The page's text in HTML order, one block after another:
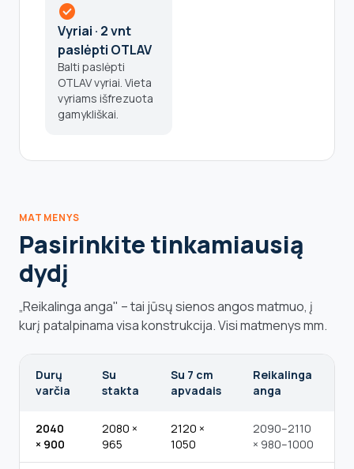
check_circle
Vyriai · 2 vnt
paslėpti OTLAV
Balti paslėpti
OTLAV vyriai. Vieta
vyriams išfrezuota
gamykliškai.
MATMENYS
Pasirinkite tinkamiausią
dydį
„Reikalinga anga" – tai jūsų sienos angos matmuo, į
kurį patalpinama visa konstrukcija. Visi matmenys mm.
Durų
varčia
Su
stakta
Su 7 cm
apvadais
Reikalinga
anga
2040
× 900
2080 ×
965
2120 ×
1050
2090–2110
× 980–1000